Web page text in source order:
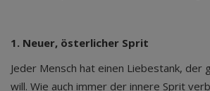
1. Neuer, österlicher Sprit
Jeder Mensch hat einen Liebestank, der
will. Wie auch immer der innere Sprit